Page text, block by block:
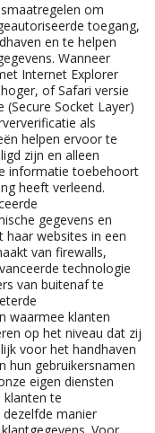
om
toegang,
en te helpen
Wanneer
Internet Explorer
of Safari versie
Socket Layer)
als
helpen ervoor te
zijn en alleen
informatie toebehoort
heeft verleend.
gegevens en
haar websites in een
van firewalls,
technologie
van buitenaf te
waarmee klanten
op het niveau dat zij
voor het handhaven
hun gebruikersnamen
eigen diensten
klanten te
manier